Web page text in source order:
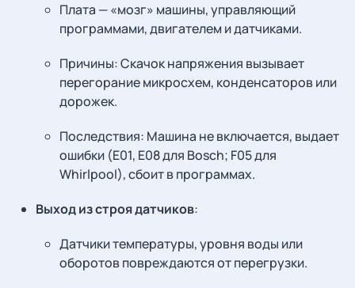
Плата — «мозг» машины, управляющий
программами, двигателем и датчиками.
Причины: Скачок напряжения вызывает
перегорание микросхем, конденсаторов или
дорожек.
Последствия: Машина не включается, выдает
ошибки (E01, E08 для Bosch; F05 для
Whirlpool), сбоит в программах.
Выход из строя датчиков:
Датчики температуры, уровня воды или
оборотов повреждаются от перегрузки.